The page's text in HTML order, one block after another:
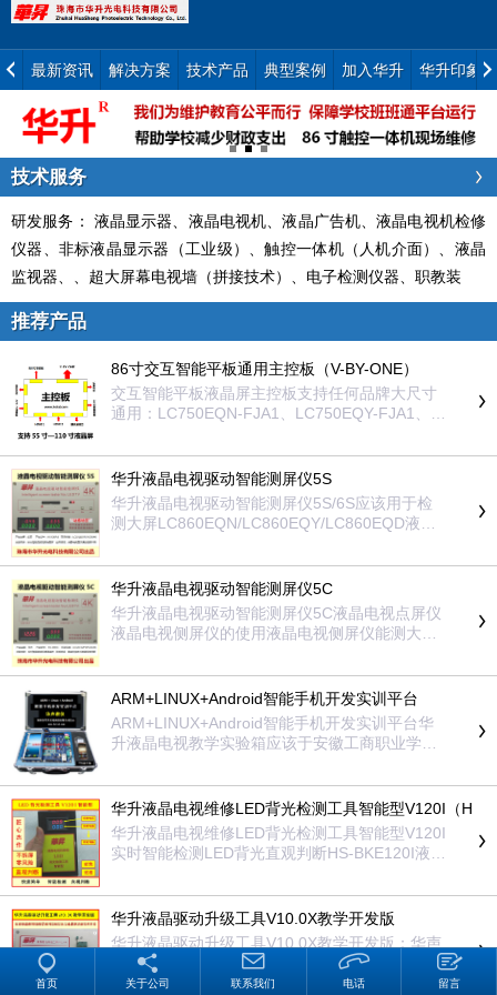
最新资讯 解决方案 技术产品 典型案例 加入华升 华升印象
技术服务
研发服务： 液晶显示器、液晶电视机、液晶广告机、液晶电视机检修
仪器、非标液晶显示器（工业级）、触控一体机（人机介面）、液晶
监视器、、超大屏幕电视墙（拼接技术）、电子检测仪器、职教装
推荐产品
86寸交互智能平板通用主控板（V-BY-ONE）
交互智能平板液晶屏主控板支持任何品牌大尺寸
通用：LC750EQN-FJA1、LC750EQY-FJA1、L
GY-SKM1、LC750EQL-SKA1、LD750EQD-FJ
M1、LC750EQF-FLM2、LC750EQY-SNA1、L
D750EQF-FJM1、LC750EQF-FLM3、LD750D
GN-FKH3、LD750EQD-FLM1、LD750DGN-FK
H1、LD750DGY-SKP2、GL750-C13-LC750EG
0EGY、HV750QUB-N9D、HV750QUB-N9A、V
750DK1-KS5、V750DK1-KS5、V750DK1-QS
3、DV750QUB-R01、DV750QUM-N00、DV75
0QUB-P10、V750DK1-QS5、FS750-D20-4K-
0DV02-UD25、S750DJ3-D02、S750DK1-K0
2、ST7461D01-6、ST7461D01-1、ST7461D0
2-6、SG7461D02-2、ST7461D01-5、ST7461D
02-2、CC700PV3D、LTI750FJ01、LSC750FF
02-W、T750QVN01.0、T750QVF01.0、T750Q
QVN02.0、KB750DU20-L01、G750ENT-N20、
CV700U1-T01、LTA750HQ01、LTA750FJ01、
LTA750FF01、LSF750FJ01-K、LQ695D1VG0
1、LQ695D1VG03、LQ695D1VG04、LQ695R
90EQF-FGF1、LC790CQD-FGF1、LC790EQK
-FGF1、V820DJ1-Q01、LSC780FF01-W、LC8
40EQD-SEM1、LD840EQD-SEM2、LC840EQ
D-SEF1、LD840EQD-SEM1、LC840EQD-SGF
1、LC840EQD-SEM3、LC840EQD-SEM4、LC
华升液晶电视驱动智能测屏仪5S
华升液晶电视驱动智能测屏仪5S/6S应该用于检
测大屏LC860EQN/LC860EQY/LC860EQD液晶
KVISION、大华dahua、创维Skyworth、东方中
原、MAXHUB、华为HUAVEI、中银科技BOCT、
达芬奇DAvinci、长虹、TCL、海信、MeeHUB、
康佳、JAV、巨龙、中电数码SCT、联想、京东
方BOE、海尔、Goodview、仙视Goodview、华
C、互视达、AOC、智美科、卡迪富、创显、大
恒......（大尺寸液晶电视机维修品牌：索尼SON
Y、夏普SHARP、小米、乐视、三星、海信、长
虹、创维、东芝、LG、飞利浦、AOC、康佳、H
液晶电视智能测屏仪
华升液晶电视驱动智能测屏仪5C
华升液晶电视驱动智能测屏仪5C液晶电视点屏仪
液晶电视侧屏仪的使用液晶电视侧屏仪能测大屏
仪价格液晶电视测屏仪什么牌子的好用华声®液
晶电视智能测屏仪5C​
ARM+LINUX+Android智能手机开发实训平台
ARM+LINUX+Android智能手机开发实训平台华
升液晶电视教学实验箱应该于安徽工商职业学
工学校（珠海市技师学院）,安徽科技学院电气与
电子工程学院，大连民族大学物理与材料工程学
院、天津职业技术师范大学，四川工商学院，北
京信息职业技术学院，生产线珠海城市职业技术
学院
华升液晶电视维修LED背光检测工具智能型V120I（H
S-BKE120I）
华升液晶电视维修LED背光检测工具智能型V120I
实时智能检测LED背光直观判断HS-BKE120I液晶
华升液晶驱动升级工具V10.0X教学开发版
华升液晶驱动升级工具V10.0X教学开发版：华声
职教装备系列产品型号HS-DUV10.0X实时智能液
晶电视机驱动数据比对高速读写，实现教学项目
首页 关于公司 联系我们 电话 留言